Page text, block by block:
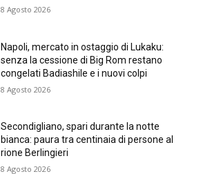
8 Agosto 2026
Napoli, mercato in ostaggio di Lukaku:
senza la cessione di Big Rom restano
congelati Badiashile e i nuovi colpi
8 Agosto 2026
Secondigliano, spari durante la notte
bianca: paura tra centinaia di persone al
rione Berlingieri
8 Agosto 2026